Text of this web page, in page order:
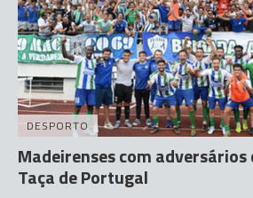
DESPORTO
Madeirenses com adversários
Taça de Portugal